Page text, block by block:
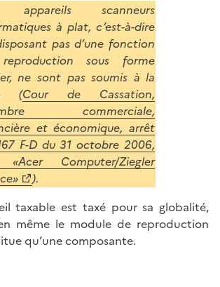
appareils scanneurs
à plat, c’est-à-dire
pas d’une fonction
sous forme
ne sont pas soumis à la
(Cour de Cassation,
commerciale,
et économique, arrêt
F-D du 31 octobre 2006,
Computer/Ziegler
).
taxable est taxé pour sa globalité,
même le module de reproduction
qu’une composante.